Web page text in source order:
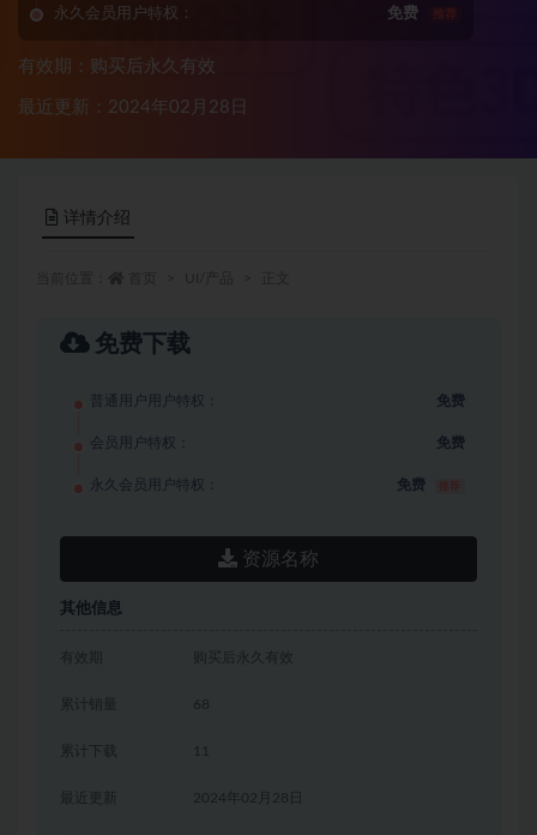
永久会员用户特权： 免费 推荐
有效期：购买后永久有效
最近更新：2024年02月28日
详情介绍
免费下载
普通用户用户特权： 免费
会员用户特权： 免费
永久会员用户特权： 免费
资源名称
其他信息
有效期 购买后永久有效
累计销量 68
累计下载 11
2024年02月28日